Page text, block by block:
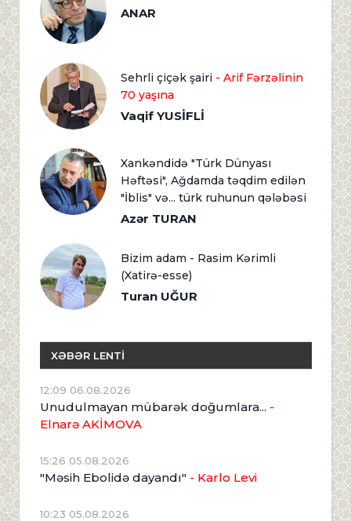
ANAR
Sehrli çiçək şairi - Arif Fərzəlinin
70 yaşına
Vaqif YUSİFLİ
Xankəndidə "Türk Dünyası
Həftəsi", Ağdamda təqdim edilən
"İblis" və... türk ruhunun qələbəsi
Azər TURAN
Bizim adam - Rasim Kərimli
(Xatirə-esse)
Turan UĞUR
XƏBƏR LENTİ
12:09 06.08.2026
Unudulmayan mübarək doğumlara... -
Elnarə AKİMOVA
15:26 05.08.2026
"Məsih Ebolidə dayandı" - Karlo Levi
10:23 05.08.2026